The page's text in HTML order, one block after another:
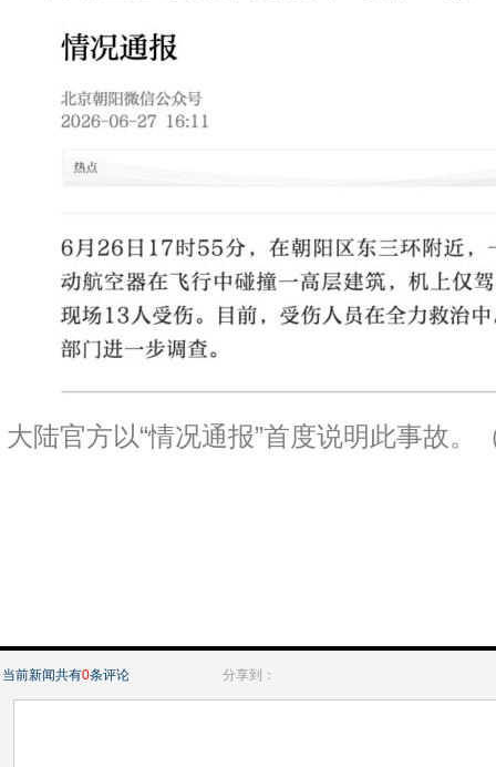
大陆官方以“情况通报”首度说明此事故。
当前新闻共有0条评论 分享到：